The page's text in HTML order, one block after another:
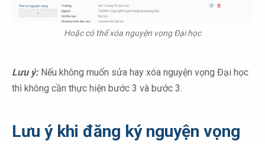
Hoặc có thể xóa nguyện vọng Đại học
Lưu ý: Nếu không muốn sửa hay xóa nguyện vọng Đại học
thì không cần thực hiện bước 3 và bước 3.
Lưu ý khi đăng ký nguyện vọng